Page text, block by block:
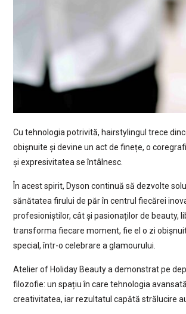
Cu tehnologia potrivită, hairstylingul trece
obișnuite și devine un act de finețe, o
și expresivitatea se întâlnesc.
În acest spirit, Dyson continuă să dezvolte
sănătatea firului de păr în centrul fiecărei
profesioniștilor, cât și pasionaților de beauty,
transforma fiecare moment, fie el o zi
special, într-o celebrare a glamourului.
Atelier of Holiday Beauty a demonstrat pe
filozofie: un spațiu în care tehnologia
creativitatea, iar rezultatul capătă strălucire